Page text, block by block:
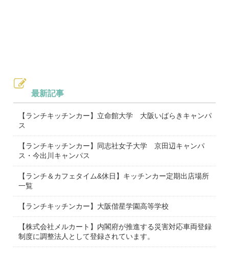
最新記事
【ランチキッチンカー】立命館大学 大阪いばらきキャンパ
ス
【ランチキッチンカー】同志社女子大学 京田辺キャンパ
ス・今出川キャンパス
【ランチ＆カフェタイム&休日】キッチンカー定期出店場所
一覧
【ランチキッチンカー】大阪偕星学園高等学校
【株式会社メルカート】内閣府が推進する災害対応車両登録
制度に調整法人として登録されています。